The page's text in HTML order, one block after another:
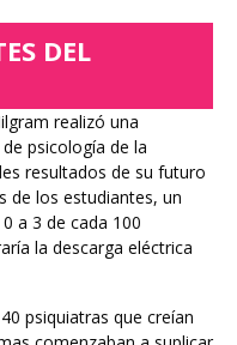
DEL
realizó una
psicología de la
resultados de su futuro
de los estudiantes, un
a 3 de cada 100
la descarga eléctrica
psiquiatras que creían